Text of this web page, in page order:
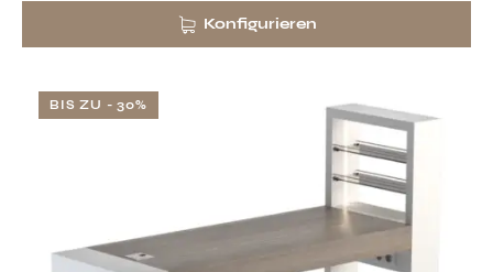
Konfigurieren
BIS ZU - 30%